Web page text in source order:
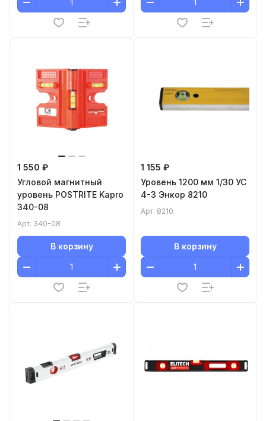
1 550 ₽
Угловой магнитный
уровень POSTRITE Kapro
340-08
Арт. 340-08
В корзину
1 155 ₽
Уровень 1200 мм 1/30 УС
4-3 Энкор 8210
Арт. 8210
В корзину